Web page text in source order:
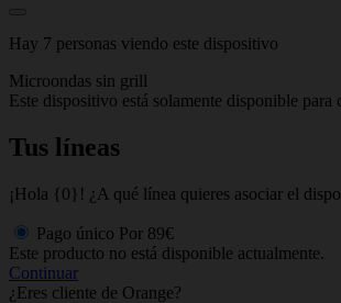
Hay 7 personas viendo este dispositivo
Microondas sin grill
Este dispositivo está solamente disponible para
Tus líneas
¡Hola {0}! ¿A qué línea quieres asociar el
Pago único Por 89€
Este producto no está disponible actualmente.
Continuar
¿Eres cliente de Orange?